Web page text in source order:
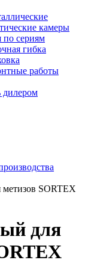
камеры
сериям
гибка
работы
дилером
метизов SORTEX
для